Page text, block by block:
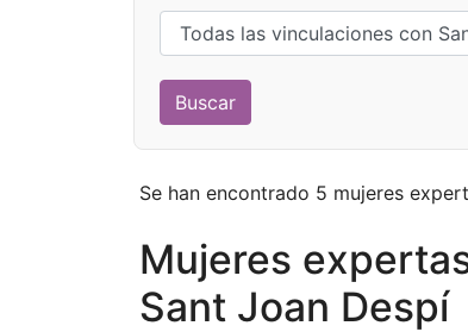
Se han encontrado 5 mujeres
Mujeres
Sant Joan Despí